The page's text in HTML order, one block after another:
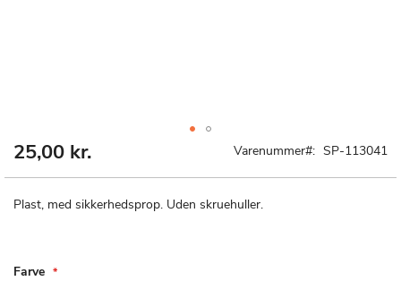
25,00 kr. Varenummer SP-113041
Plast, med sikkerhedsprop. Uden skruehuller.
Farve
Gå
af